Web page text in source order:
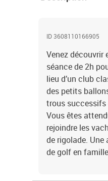
ID 3608110166905
Venez découvrir
séance de 2h
lieu d’un club
des petits
trous successifs
Vous êtes
rejoindre les
de rigolade.
de golf en